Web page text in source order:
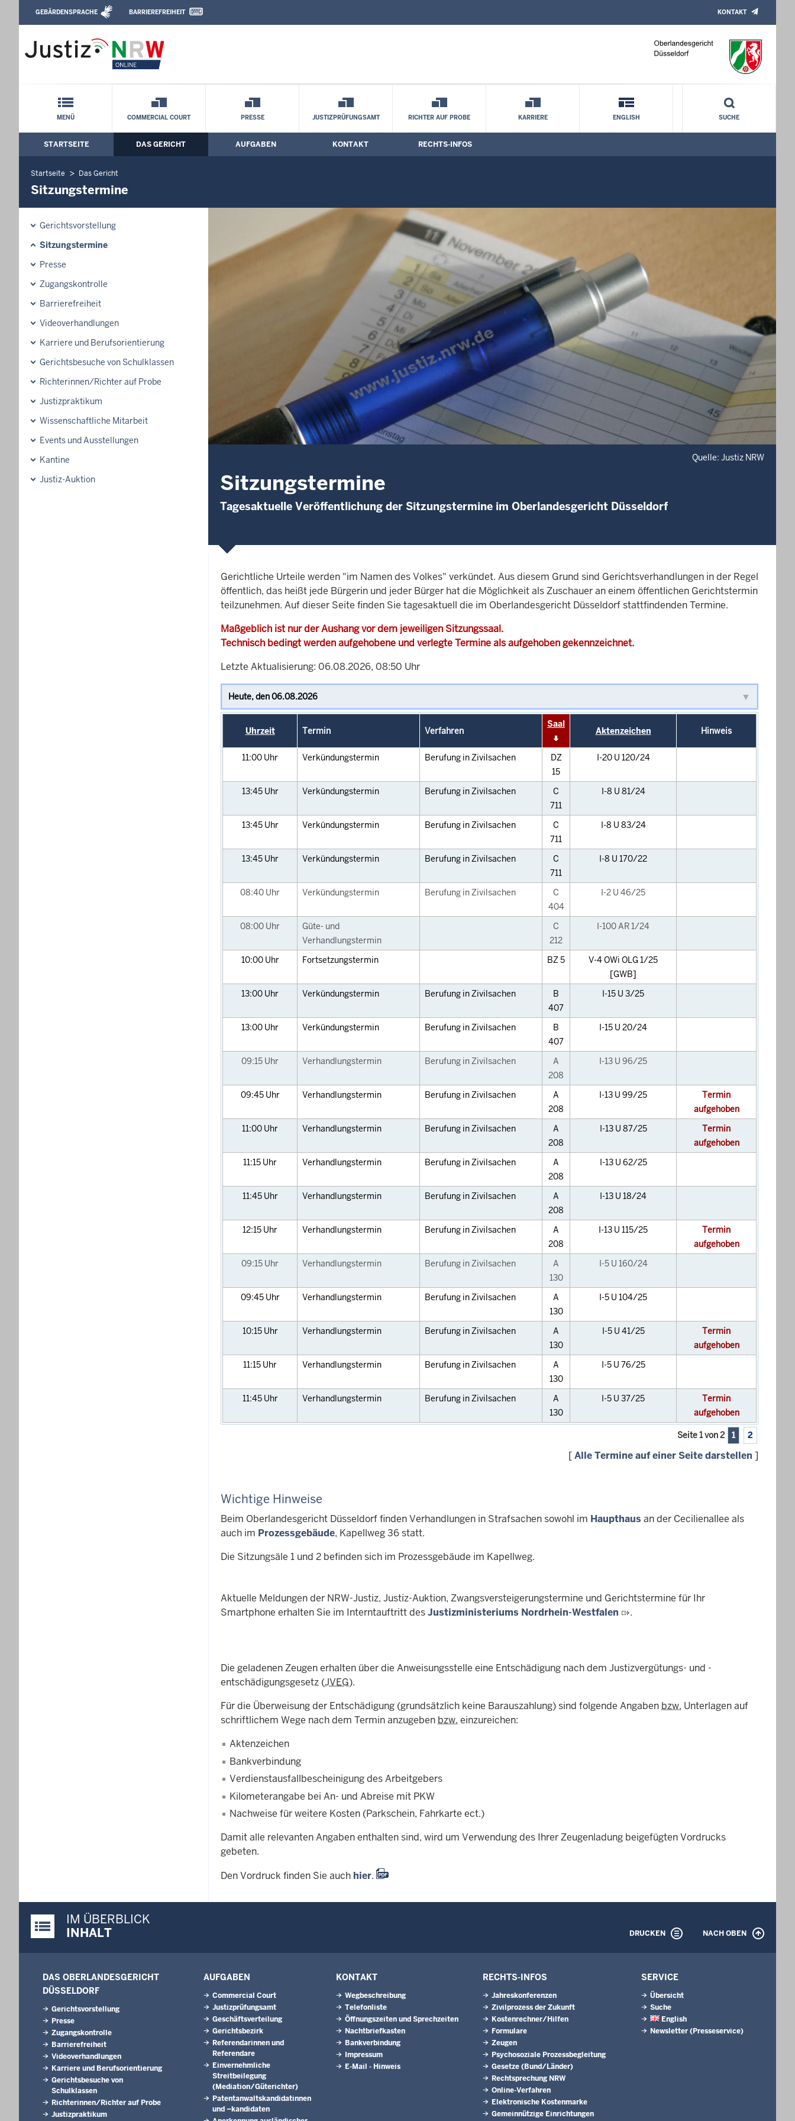
Oberlandesgericht Düsseldorf: Sitzungstermine
Direkt zum Inhalt
Leichte Sprache, Gebärdensprachenvideo und Kontaktformular
GEBÄRDENSPRACHE BARRIEREFREIHEIT KONTAKT
Schnellnavigation mit Volltext-Suche
MENÜ COMMERCIAL COURT PRESSE JUSTIZPRÜFUNGSAMT RICHTER AUF PROBE KARRIERE ENGLISH SUCHE
Hauptmenü: Hauptnavigation
STARTSEITE DAS GERICHT AUFGABEN KONTAKT RECHTS-INFOS
Startseite Das Gericht
Sitzungstermine
Gerichtsvorstellung
Sitzungstermine
Presse
Zugangskontrolle
Barrierefreiheit
Videoverhandlungen
Karriere und Berufsorientierung
Gerichtsbesuche von Schulklassen
Richterinnen/Richter auf Probe
Justizpraktikum
Wissenschaftliche Mitarbeit
Events und Ausstellungen
Kantine
Justiz-Auktion
Quelle: Justiz NRW
Sitzungstermine
Tagesaktuelle Veröffentlichung der Sitzungstermine im Oberlandesgericht Düsseldorf
Gerichtliche Urteile werden "im Namen des Volkes" verkündet. Aus diesem Grund sind Gerichtsverhandlungen in der Regel
öffentlich, das heißt jede Bürgerin und jeder Bürger hat die Möglichkeit als Zuschauer an einem öffentlichen Gerichtstermin
teilzunehmen. Auf dieser Seite finden Sie tagesaktuell die im Oberlandesgericht Düsseldorf stattfindenden Termine.
Maßgeblich ist nur der Aushang vor dem jeweiligen Sitzungssaal.
Technisch bedingt werden aufgehobene und verlegte Termine als aufgehoben gekennzeichnet.
Letzte Aktualisierung: 06.08.2026, 08:50 Uhr
Uhrzeit Termin Verfahren
Saal
Aktenzeichen Hinweis
11:00 Uhr Verkündungstermin Berufung in Zivilsachen
DZ
15
I-20 U 120/24
13:45 Uhr Verkündungstermin Berufung in Zivilsachen
C
711
I-8 U 81/24
13:45 Uhr Verkündungstermin Berufung in Zivilsachen
C
711
I-8 U 83/24
13:45 Uhr Verkündungstermin Berufung in Zivilsachen
C
711
I-8 U 170/22
08:40 Uhr Verkündungstermin Berufung in Zivilsachen
C
404
I-2 U 46/25
08:00 Uhr
Güte- und
Verhandlungstermin
C
212
I-100 AR 1/24
10:00 Uhr Fortsetzungstermin BZ 5
V-4 OWi OLG 1/25
[GWB]
13:00 Uhr Verkündungstermin Berufung in Zivilsachen
B
407
I-15 U 3/25
13:00 Uhr Verkündungstermin Berufung in Zivilsachen
B
407
I-15 U 20/24
09:15 Uhr Verhandlungstermin Berufung in Zivilsachen
A
208
I-13 U 96/25
09:45 Uhr Verhandlungstermin Berufung in Zivilsachen
A
208
I-13 U 99/25
Termin
aufgehoben
11:00 Uhr Verhandlungstermin Berufung in Zivilsachen
A
208
I-13 U 87/25
Termin
aufgehoben
11:15 Uhr Verhandlungstermin Berufung in Zivilsachen
A
208
I-13 U 62/25
11:45 Uhr Verhandlungstermin Berufung in Zivilsachen
A
208
I-13 U 18/24
12:15 Uhr Verhandlungstermin Berufung in Zivilsachen
A
208
I-13 U 115/25
Termin
aufgehoben
09:15 Uhr Verhandlungstermin Berufung in Zivilsachen
A
130
I-5 U 160/24
09:45 Uhr Verhandlungstermin Berufung in Zivilsachen
A
130
I-5 U 104/25
10:15 Uhr Verhandlungstermin Berufung in Zivilsachen
A
130
I-5 U 41/25
Termin
aufgehoben
11:15 Uhr Verhandlungstermin Berufung in Zivilsachen
A
130
I-5 U 76/25
11:45 Uhr Verhandlungstermin Berufung in Zivilsachen
A
130
I-5 U 37/25
Termin
aufgehoben
Seite 1 von 2 1 2
[Alle Termine auf einer Seite darstellen ]
Wichtige Hinweise
Beim Oberlandesgericht Düsseldorf finden Verhandlungen in Strafsachen sowohl im Haupthaus an der Cecilienallee als
auch im Prozessgebäude, Kapellweg 36 statt.
Die Sitzungsäle 1 und 2 befinden sich im Prozessgebäude im Kapellweg.
Aktuelle Meldungen der NRW-Justiz, Justiz-Auktion, Zwangsversteigerungstermine und Gerichtstermine für Ihr
Smartphone erhalten Sie im Interntauftritt desJustizministeriums Nordrhein-Westfalen .
Die geladenen Zeugen erhalten über die Anweisungsstelle eine Entschädigung nach dem Justizvergütungs- und -
entschädigungsgesetz (JVEG).
Für die Überweisung der Entschädigung (grundsätzlich keine Barauszahlung) sind folgende Angaben bzw. Unterlagen auf
schriftlichem Wege nach dem Termin anzugeben bzw. einzureichen:
Aktenzeichen
Bankverbindung
Verdienstausfallbescheinigung des Arbeitgebers
Kilometerangabe bei An- und Abreise mit PKW
Nachweise für weitere Kosten (Parkschein, Fahrkarte ect.)
Damit alle relevanten Angaben enthalten sind, wird um Verwendung des Ihrer Zeugenladung beigefügten Vordrucks
gebeten.
Den Vordruck finden Sie auch hier.
Justiz-Portal im Überblick:
IM ÜBERBLICK
INHALT
DRUCKEN NACH OBEN
DAS OBERLANDESGERICHT
DÜSSELDORF
Gerichtsvorstellung
Presse
Zugangskontrolle
Barrierefreiheit
Videoverhandlungen
Karriere und Berufsorientierung
Gerichtsbesuche von
Schulklassen
Richterinnen/Richter auf Probe
Justizpraktikum
AUFGABEN
Commercial Court
Justizprüfungsamt
Geschäftsverteilung
Gerichtsbezirk
Referendarinnen und
Referendare
Einvernehmliche
Streitbeilegung
(Mediation/Güterichter)
Patentanwaltskandidatinnen
und –kandidaten
KONTAKT
Wegbeschreibung
Telefonliste
Öffnungszeiten und Sprechzeiten
Nachtbriefkasten
Bankverbindung
Impressum
E-Mail - Hinweis
RECHTS-INFOS
Jahreskonferenzen
Zivilprozess der Zukunft
Kostenrechner/Hilfen
Formulare
Zeugen
Psychosoziale Prozessbegleitung
Gesetze (Bund/Länder)
Rechtsprechung NRW
Online-Verfahren
Elektronische Kostenmarke
Gemeinnützige Einrichtungen
SERVICE
Übersicht
Suche
English
Newsletter (Presseservice)